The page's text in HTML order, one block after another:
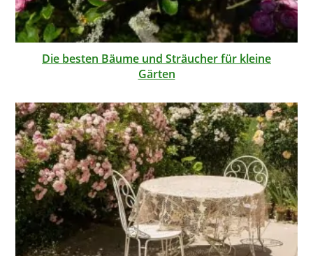
Die besten Bäume und Sträucher für kleine
Gärten